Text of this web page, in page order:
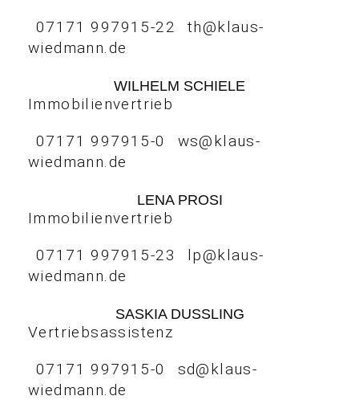
07171 997915-22
th@klaus-
wiedmann.de
WILHELM SCHIELE
Immobilienvertrieb
07171 997915-0
ws@klaus-
wiedmann.de
LENA PROSI
Immobilienvertrieb
07171 997915-23
lp@klaus-
wiedmann.de
SASKIA DUSSLING
Vertriebsassistenz
07171 997915-0
sd@klaus-
wiedmann.de